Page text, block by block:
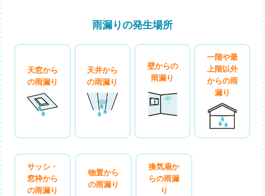
雨漏りの発生場所
天窓から
の雨漏り
天井から
の雨漏り
壁からの
雨漏り
一階や最
上階以外
からの雨
漏り
サッシ・
窓枠から
の雨漏り
物置から
の雨漏り
換気扇か
らの雨漏
り